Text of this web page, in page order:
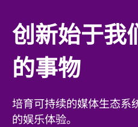
创新始于我
的事物
培育可持续的媒体生态系
的娱乐体验。